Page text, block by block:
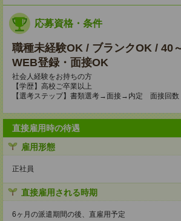
応募資格・条件
職種未経験OK / ブランクOK / 40
WEB登録・面接OK
社会人経験をお持ちの方
【学歴】高校ご卒業以上
【選考ステップ】書類選考→面接→内定 面接回数
直接雇用時の待遇
雇用形態
正社員
直接雇用される時期
6ヶ月の派遣期間の後、直雇用予定